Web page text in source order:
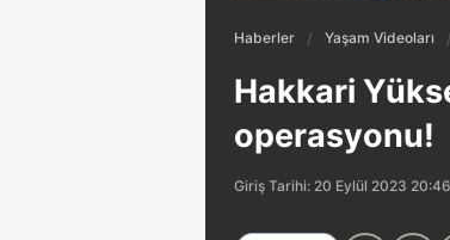
Haberler Yaşam Videoları
Hakkari
operasyonu!
Giriş Tarihi: 20 Eylül 2023 20:46